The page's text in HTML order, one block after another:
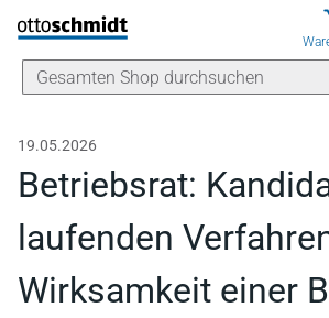
Direkt zum Inhalt
19.05.2026
Betriebsrat:
laufenden
Wirksamkeit einer